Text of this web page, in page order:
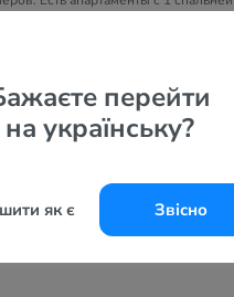
перейти
на українську?
як є Звісно
и 1 диван-кровать или 2
апартаменты с 1 спальней
и гостиной (2 дивана), номер-
апартаменты с 2 спальнями,
душ, банные принадлежности,
ТВ, набор для приготовления
и гладильная доска, Wi-Fi, сейф
Смена постельного белья: 2
8, 07610 Palma, Illes Balears, España